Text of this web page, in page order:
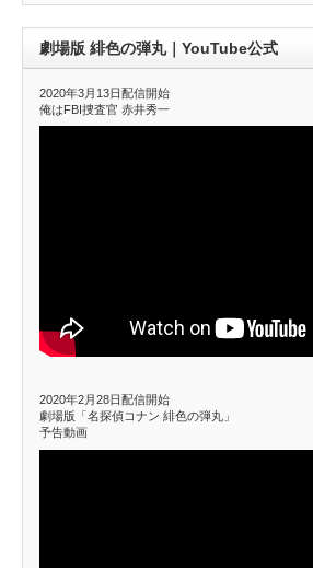
劇場版 緋色の弾丸｜YouTube公式
2020年3月13日配信開始
俺はFBI捜査官 赤井秀一
2020年2月28日配信開始
劇場版「名探偵コナン 緋色の弾丸」
予告動画